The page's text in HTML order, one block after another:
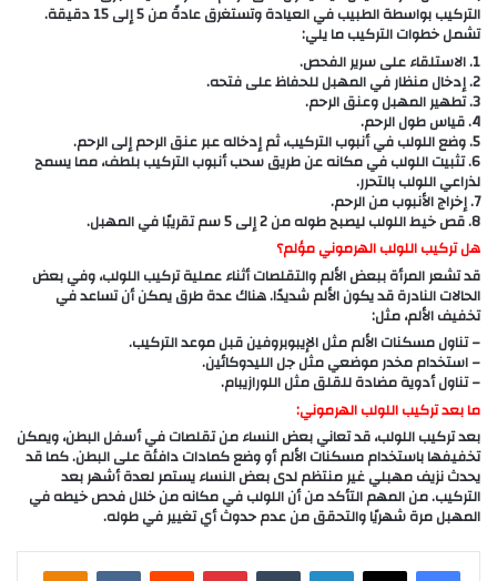
التركيب بواسطة الطبيب في العيادة وتستغرق عادةً من 5 إلى 15 دقيقة.
تشمل خطوات التركيب ما يلي:
1. الاستلقاء على سرير الفحص.
2. إدخال منظار في المهبل للحفاظ على فتحه.
3. تطهير المهبل وعنق الرحم.
4. قياس طول الرحم.
5. وضع اللولب في أنبوب التركيب، ثم إدخاله عبر عنق الرحم إلى الرحم.
6. تثبيت اللولب في مكانه عن طريق سحب أنبوب التركيب بلطف، مما يسمح
لذراعي اللولب بالتحرر.
7. إخراج الأنبوب من الرحم.
8. قص خيط اللولب ليصبح طوله من 2 إلى 5 سم تقريبًا في المهبل.
هل تركيب اللولب الهرموني مؤلم؟
قد تشعر المرأة ببعض الألم والتقلصات أثناء عملية تركيب اللولب، وفي بعض
الحالات النادرة قد يكون الألم شديدًا. هناك عدة طرق يمكن أن تساعد في
تخفيف الألم، مثل:
– تناول مسكنات الألم مثل الإيبوبروفين قبل موعد التركيب.
– استخدام مخدر موضعي مثل جل الليدوكائين.
– تناول أدوية مضادة للقلق مثل اللورازيبام.
ما بعد تركيب اللولب الهرموني:
بعد تركيب اللولب، قد تعاني بعض النساء من تقلصات في أسفل البطن، ويمكن
تخفيفها باستخدام مسكنات الألم أو وضع كمادات دافئة على البطن. كما قد
يحدث نزيف مهبلي غير منتظم لدى بعض النساء يستمر لعدة أشهر بعد
التركيب. من المهم التأكد من أن اللولب في مكانه من خلال فحص خيطه في
المهبل مرة شهريًا والتحقق من عدم حدوث أي تغيير في طوله.
لينكدإن بينتيريست